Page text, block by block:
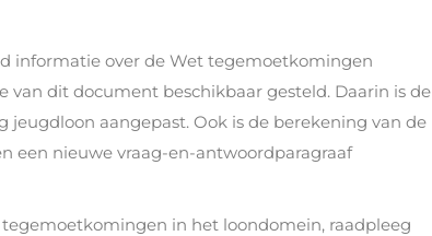
informatie over de Wet tegemoetkomingen
van dit document beschikbaar gesteld. Daarin is de
aangepast. Ook is de berekening van de
een nieuwe vraag-en-antwoordparagraaf
in het loondomein, raadpleeg